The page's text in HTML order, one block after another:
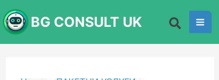
to
content
BG CONSULT UK